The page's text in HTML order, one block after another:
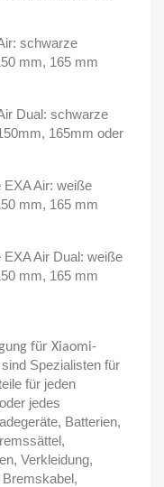
schwarze
mm, 165 mm
Dual: schwarze
165mm oder
EXA Air: weiße
mm, 165 mm
EXA Air Dual: weiße
mm, 165 mm
für Xiaomi-
Spezialisten für
für jeden
jedes
Batterien,
Verkleidung,